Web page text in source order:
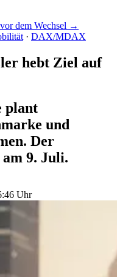
dem Wechsel →
· DAX/MDAX
hebt Ziel auf
plant
und
Der
9. Juli.
Uhr